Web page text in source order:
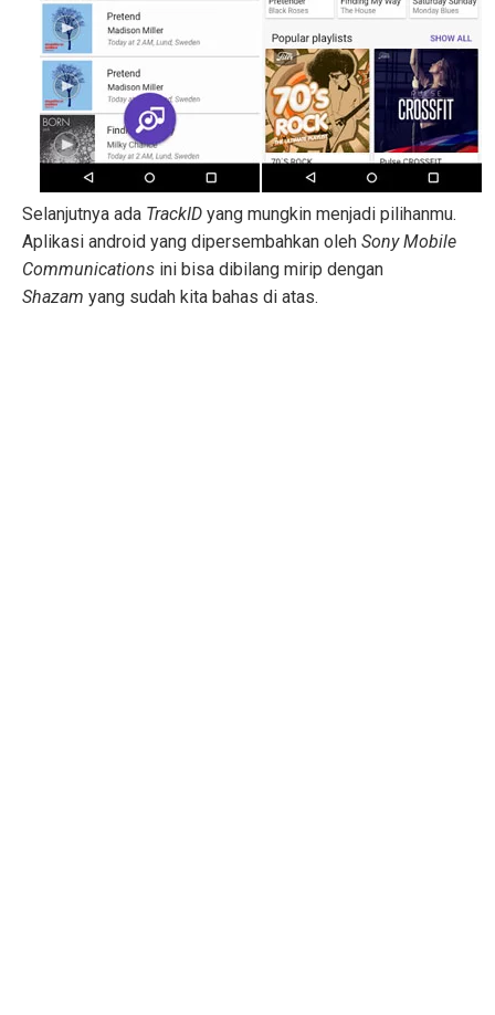
Selanjutnya ada TrackID yang mungkin menjadi pilihanmu.
Aplikasi android yang dipersembahkan oleh Sony Mobile
Communications ini bisa dibilang mirip dengan
Shazam yang sudah kita bahas di atas.